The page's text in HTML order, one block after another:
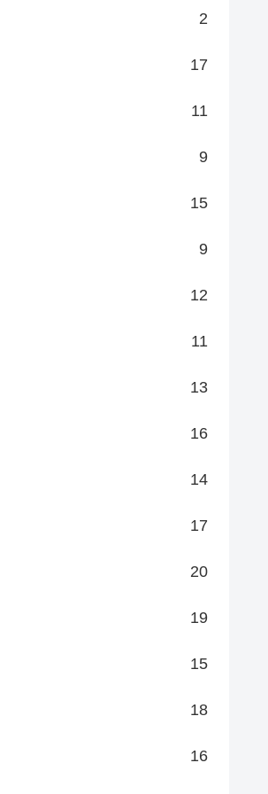
2
17
11
9
15
9
12
11
13
16
14
17
20
19
15
18
16